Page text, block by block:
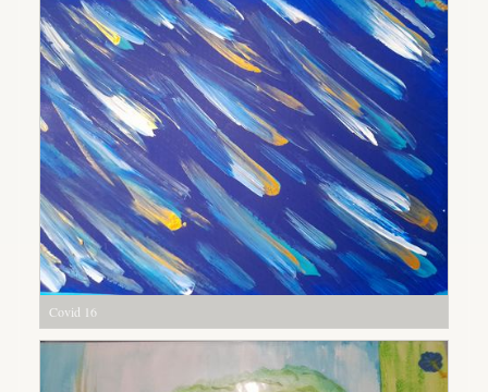
Covid 16